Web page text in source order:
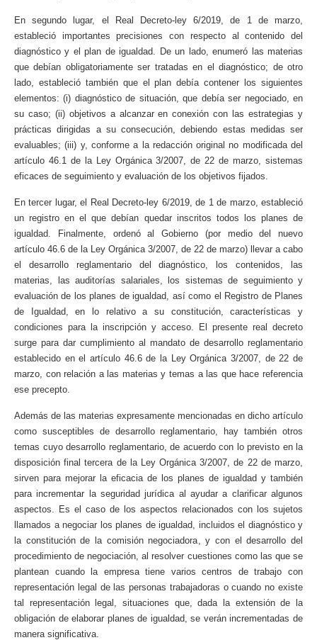
En segundo lugar, el Real Decreto-ley 6/2019, de 1 de marzo,
estableció importantes precisiones con respecto al contenido del
diagnóstico y el plan de igualdad. De un lado, enumeró las materias
que debían obligatoriamente ser tratadas en el diagnóstico; de otro
lado, estableció también que el plan debía contener los siguientes
elementos: (i) diagnóstico de situación, que debía ser negociado, en
su caso; (ii) objetivos a alcanzar en conexión con las estrategias y
prácticas dirigidas a su consecución, debiendo estas medidas ser
evaluables; (iii) y, conforme a la redacción original no modificada del
artículo 46.1 de la Ley Orgánica 3/2007, de 22 de marzo, sistemas
eficaces de seguimiento y evaluación de los objetivos fijados.
En tercer lugar, el Real Decreto-ley 6/2019, de 1 de marzo, estableció
un registro en el que debían quedar inscritos todos los planes de
igualdad. Finalmente, ordenó al Gobierno (por medio del nuevo
artículo 46.6 de la Ley Orgánica 3/2007, de 22 de marzo) llevar a cabo
el desarrollo reglamentario del diagnóstico, los contenidos, las
materias, las auditorías salariales, los sistemas de seguimiento y
evaluación de los planes de igualdad, así como el Registro de Planes
de Igualdad, en lo relativo a su constitución, características y
condiciones para la inscripción y acceso. El presente real decreto
surge para dar cumplimiento al mandato de desarrollo reglamentario
establecido en el artículo 46.6 de la Ley Orgánica 3/2007, de 22 de
marzo, con relación a las materias y temas a las que hace referencia
ese precepto.
Además de las materias expresamente mencionadas en dicho artículo
como susceptibles de desarrollo reglamentario, hay también otros
temas cuyo desarrollo reglamentario, de acuerdo con lo previsto en la
disposición final tercera de la Ley Orgánica 3/2007, de 22 de marzo,
sirven para mejorar la eficacia de los planes de igualdad y también
para incrementar la seguridad jurídica al ayudar a clarificar algunos
aspectos. Es el caso de los aspectos relacionados con los sujetos
llamados a negociar los planes de igualdad, incluidos el diagnóstico y
la constitución de la comisión negociadora, y con el desarrollo del
procedimiento de negociación, al resolver cuestiones como las que se
plantean cuando la empresa tiene varios centros de trabajo con
representación legal de las personas trabajadoras o cuando no existe
tal representación legal, situaciones que, dada la extensión de la
obligación de elaborar planes de igualdad, se verán incrementadas de
manera significativa.